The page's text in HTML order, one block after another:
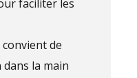
faciliter les
de
la main